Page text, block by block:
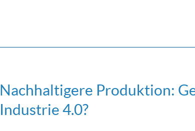
Nachhaltigere Produktion:
Industrie 4.0?